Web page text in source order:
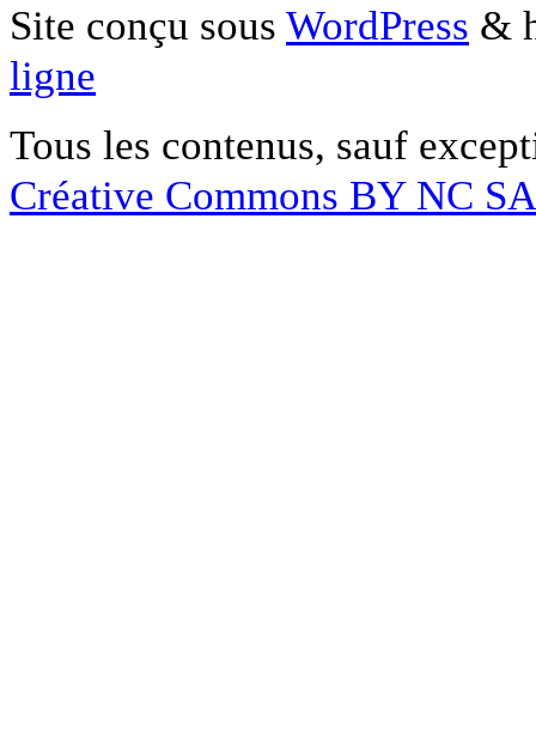
Site conçu sous WordPress &
ligne
Tous les contenus, sauf
Créative Commons BY NC SA